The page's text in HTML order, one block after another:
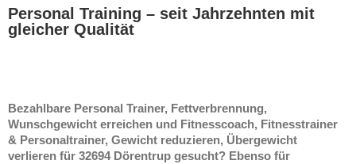
Personal Training – seit Jahrzehnten mit
gleicher Qualität
Bezahlbare Personal Trainer, Fettverbrennung,
Wunschgewicht erreichen und Fitnesscoach, Fitnesstrainer
& Personaltrainer, Gewicht reduzieren, Übergewicht
verlieren für 32694 Dörentrup gesucht? Ebenso für